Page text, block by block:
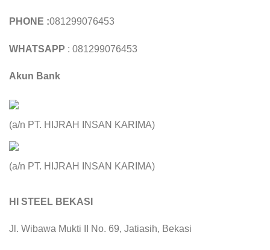
PHONE :081299076453
WHATSAPP : 081299076453
Akun Bank
(a/n PT. HIJRAH INSAN KARIMA)
(a/n PT. HIJRAH INSAN KARIMA)
HI STEEL BEKASI
Jl. Wibawa Mukti II No. 69, Jatiasih, Bekasi